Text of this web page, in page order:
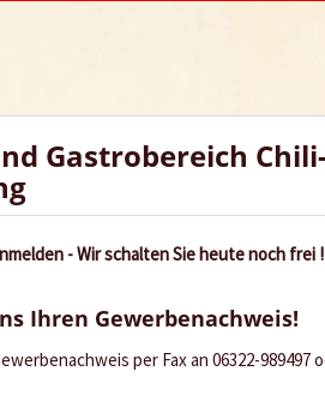
Gastrobereich
- Wir schalten Sie heute noch frei !
Ihren Gewerbenachweis!
per Fax an 06322-989497